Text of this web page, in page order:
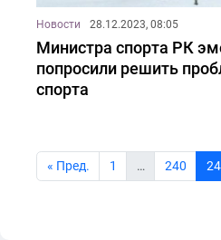
Новости 28.12.2023, 08:05
Министра спорта РК
попросили решить
спорта
« Пред. 1 … 240